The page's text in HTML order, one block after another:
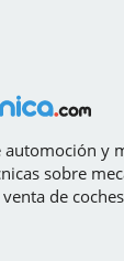
automoción y
sobre
de